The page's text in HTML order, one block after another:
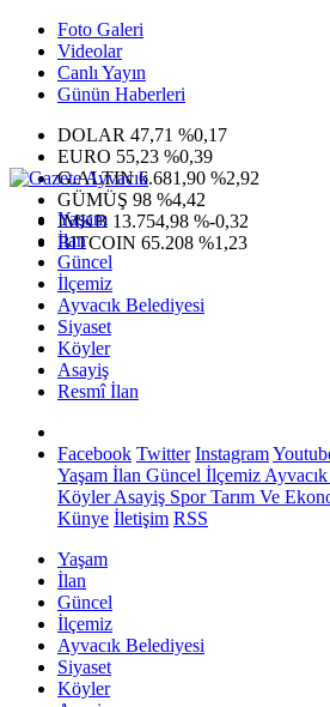
Foto Galeri
Videolar
Canlı Yayın
Günün Haberleri
DOLAR 47,71 %0,17
EURO 55,23 %0,39
G.ALTIN6.681,90 %2,92
GÜMÜŞ 98 %4,42
IMKB 13.754,98 %-0,32
BITCOIN 65.208 %1,23
Yaşam
İlan
Güncel
İlçemiz
Ayvacık Belediyesi
Siyaset
Köyler
Asayiş
Resmî İlan
Facebook Twitter Instagram
Yaşam İlan Güncel İlçemiz
KöylerAsayiş SporTarım Ve
Künye İletişim RSS
Yaşam
İlan
Güncel
İlçemiz
Ayvacık Belediyesi
Siyaset
Köyler